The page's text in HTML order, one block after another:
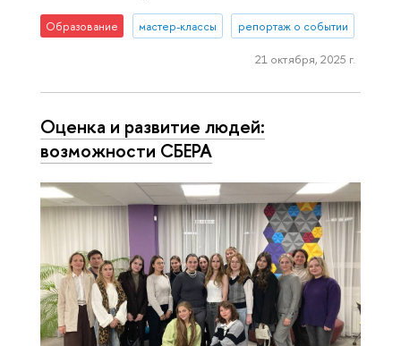
Образование мастер-классы репортаж о событии
21 октября, 2025 г.
Оценка и развитие людей:
возможности СБЕРА